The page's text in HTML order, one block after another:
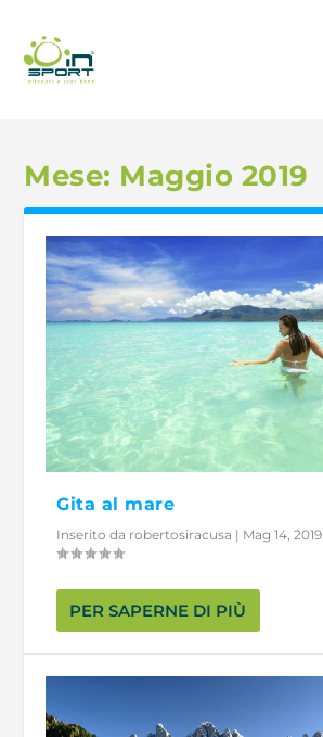
Mese: Maggio 2019
Gita al mare
Inserito da robertosiracusa | Mag 14, 2019
PER SAPERNE DI PIÙ